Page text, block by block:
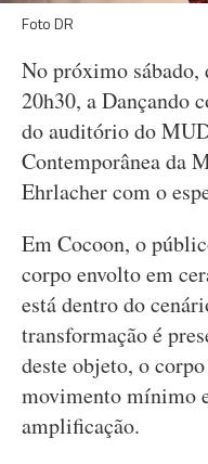
Foto DR
No próximo sábado,
20h30, a Dançando
do auditório do
Contemporânea da
Ehrlacher com o
Em Cocoon, o
corpo envolto em
está dentro do
transformação é
deste objeto, o
movimento mínimo
amplifi­cação.